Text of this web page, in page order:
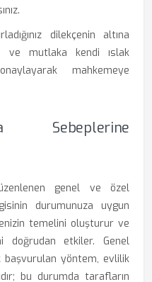
dilekçenin altına
ve mutlaka kendi ıslak
mahkemeye
Sebeplerine
genel ve özel
durumunuza uygun
temelini oluşturur ve
doğrudan etkiler. Genel
başvurulan yöntem, evlilik
bu durumda tarafların